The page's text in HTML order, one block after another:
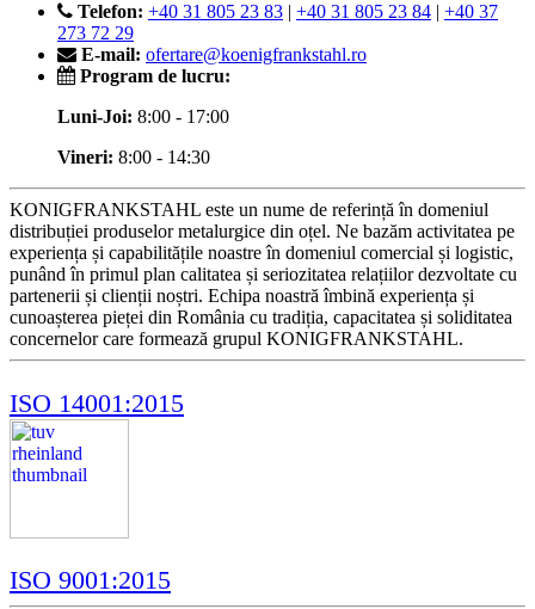
Telefon: +40 31 805 23 83 | +40 31 805 23 84 | +40 37
273 72 29
E-mail: ofertare@koenigfrankstahl.ro
Program de lucru:
Luni-Joi: 8:00 - 17:00
Vineri: 8:00 - 14:30
KONIGFRANKSTAHL este un nume de referință în domeniul
distribuției produselor metalurgice din oțel. Ne bazăm activitatea pe
experiența și capabilitățile noastre în domeniul comercial și logistic,
punând în primul plan calitatea și seriozitatea relațiilor dezvoltate cu
partenerii și clienții noștri. Echipa noastră îmbină experiența și
cunoașterea pieței din România cu tradiția, capacitatea și soliditatea
concernelor care formează grupul KONIGFRANKSTAHL.
ISO 14001:2015
ISO 9001:2015